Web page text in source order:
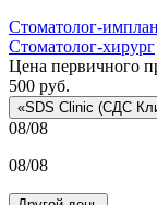
Стоматолог-
Стоматолог-хирург
Цена первичного
500 руб.
«SDS Clinic (СДС
08/08
08/08